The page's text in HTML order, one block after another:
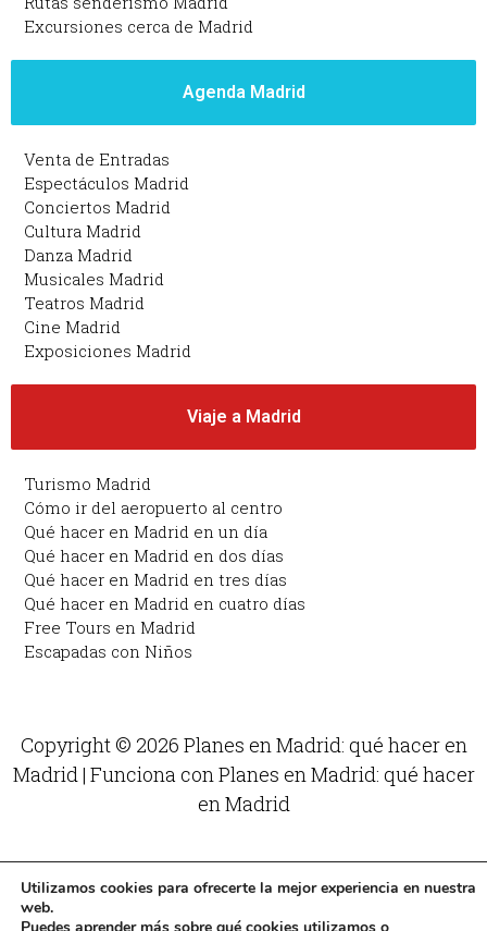
Excursiones cerca de Madrid
Agenda Madrid
Venta de Entradas
Espectáculos Madrid
Conciertos Madrid
Cultura Madrid
Danza Madrid
Musicales Madrid
Teatros Madrid
Cine Madrid
Exposiciones Madrid
Viaje a Madrid
Turismo Madrid
Cómo ir del aeropuerto al centro
Qué hacer en Madrid en un día
Qué hacer en Madrid en dos días
Qué hacer en Madrid en tres días
Qué hacer en Madrid en cuatro días
Free Tours en Madrid
Escapadas con Niños
Copyright © 2026 Planes en Madrid: qué hacer en
Madrid | Funciona con Planes en Madrid: qué hacer
en Madrid
Utilizamos cookies para ofrecerte la mejor experiencia en nuestra
web.